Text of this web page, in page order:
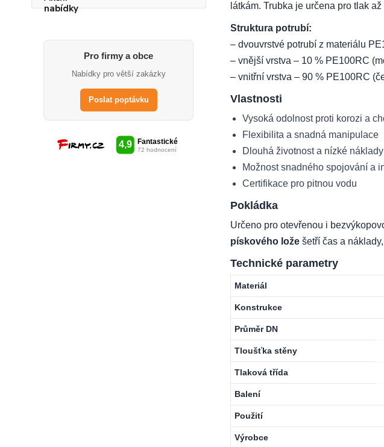
Pro firmy a obce
Nabídky pro větší zakázky
Poslat poptávku
látkám. Trubka je určena pro tlak až
Struktura potrubí:
– dvouvrstvé potrubí z materiálu
– vnější vrstva – 10 % PE100RC
– vnitřní vrstva – 90 % PE100RC
Vlastnosti
Vysoká odolnost proti korozi a
Flexibilita a snadná manipulace
Dlouhá životnost a nízké
Možnost snadného spojování a
Certifikace pro pitnou vodu
Pokládka
Určeno pro otevřenou i
pískového ložešetří čas a
Technické parametry
Materiál
Konstrukce
Průměr DN
Tloušťka stěny
Tlaková třída
Balení
Použití
Výrobce